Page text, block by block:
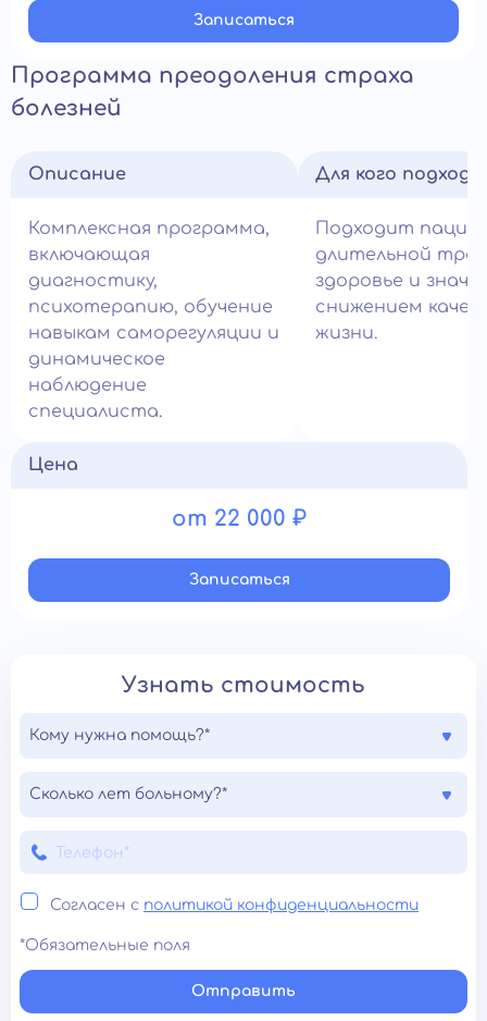
Записатьcя
Программа преодоления страха
болезней
Описание
Комплексная программа,
включающая
диагностику,
психотерапию, обучение
навыкам саморегуляции и
динамическое
наблюдение
специалиста.
Для кого
Подходит
длительной
здоровье и
снижением
жизни.
Цена
от 22 000 ₽
Записатьcя
Узнать стоимость
Кому нужна помощь?*
Сколько лет больному?*
Согласен с политикой конфиденциальности
*Обязательные поля
Отправить